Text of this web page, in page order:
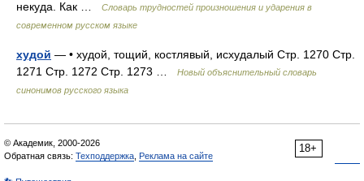
некуда. Как …
Словарь трудностей произношения и ударения в
современном русском языке
худой — • худой, тощий, костлявый, исхудалый Стр. 1270 Стр.
1271 Стр. 1272 Стр. 1273 …
Новый объяснительный словарь
синонимов русского языка
18+
© Академик, 2000-2026
Обратная связь: Техподдержка Реклама на сайте